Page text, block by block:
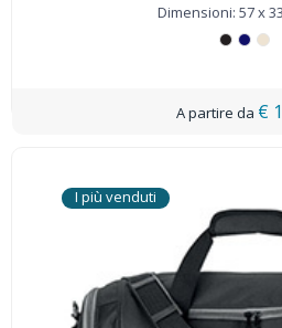
Dimensioni: 57 x
€
I più venduti